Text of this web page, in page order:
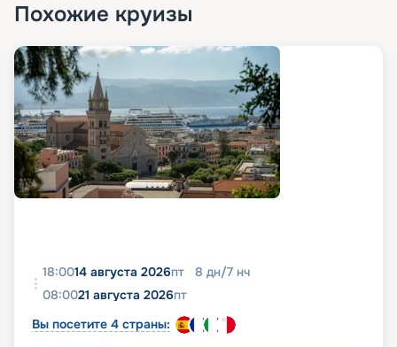
Похожие круизы
18:0014 августа 2026пт 8 дн/7 нч
08:0021 августа 2026пт
Вы посетите 4 страны: